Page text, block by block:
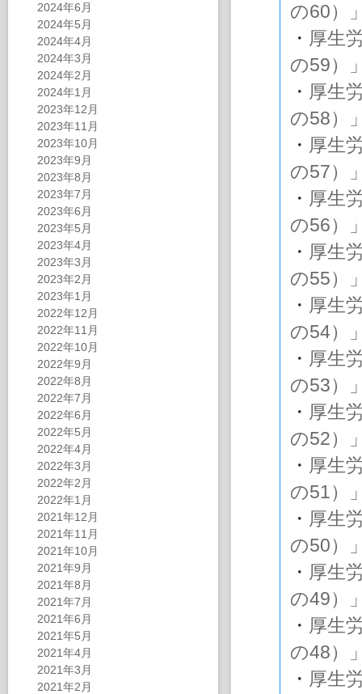
2024年6月
2024年5月
2024年4月
2024年3月
2024年2月
2024年1月
2023年12月
2023年11月
2023年10月
2023年9月
2023年8月
2023年7月
2023年6月
2023年5月
2023年4月
2023年3月
2023年2月
2023年1月
2022年12月
2022年11月
2022年10月
2022年9月
2022年8月
2022年7月
2022年6月
2022年5月
2022年4月
2022年3月
2022年2月
2022年1月
2021年12月
2021年11月
2021年10月
2021年9月
2021年8月
2021年7月
2021年6月
2021年5月
2021年4月
2021年3月
2021年2月
の60）
・ 厚生
の59）
・ 厚生
の58）
・ 厚生
の57）
・ 厚生
の56）
・ 厚生
の55）
・ 厚生
の54）
・ 厚生
の53）
・ 厚生
の52）
・ 厚生
の51）
・ 厚生
の50）
・ 厚生
の49）
・ 厚生
の48）
・ 厚生